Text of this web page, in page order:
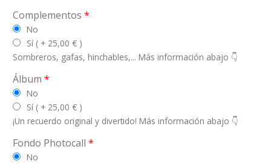
Complementos *
No
Sí ( + 25,00€ )
Sombreros, gafas, hinchables,... Más información abajo 👇
Álbum *
No
Sí ( + 25,00€ )
¡Un recuerdo original y divertido! Más información abajo 👇
Fondo Photocall *
No